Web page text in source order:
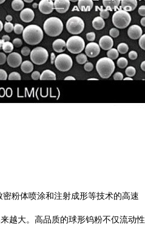
粉体喷涂和注射成形等技术的高速
越大。高品质的球形钨粉不仅流动性